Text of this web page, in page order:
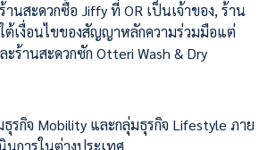
นสะดวกซื้อ Jiffy ที่ OR เป็นเจ้าของ, ร้าน
ต้เงื่อนไขของสัญญาหลักความร่วมมือแต่
ะร้านสะดวกซัก Otteri Wash & Dry
รกิจ Mobility และกลุ่มธุรกิจ Lifestyle ภาย
นการในต่างประเทศ